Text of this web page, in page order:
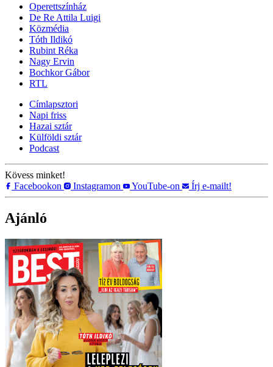
Operettszínház
De Re Attila Luigi
Közmédia
Tóth Ildikó
Rubint Réka
Nagy Ervin
Bochkor Gábor
RTL
Címlapsztori
Napi friss
Hazai sztár
Külföldi sztár
Podcast
Kövess minket!
Facebookon
Instagramon YouTube-on Írj e-mailt!
Ajánló